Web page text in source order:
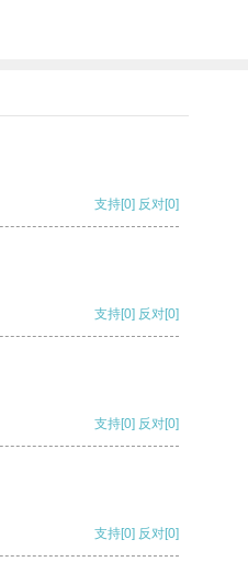
支持[0] 反对[0]
支持[0] 反对[0]
支持[0] 反对[0]
支持[0] 反对[0]